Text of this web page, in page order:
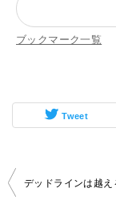
ブックマーク一覧
Tweet
投